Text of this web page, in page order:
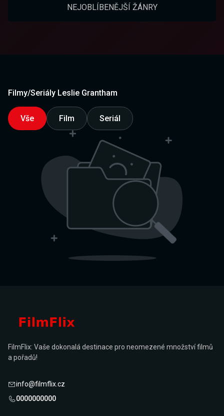
NEJOBLÍBENĚJŠÍ ŽÁNRY
Filmy/Seriály Leslie Grantham
Vše Film Seriál
FilmFlix: Vaše dokonalá destinace pro neomezené množství filmů
a pořadů!
info@filmflix.cz
0000000000